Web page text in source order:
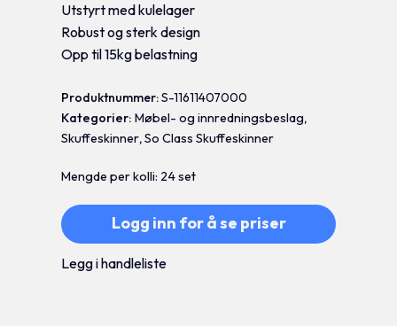
Utstyrt med kulelager
Robust og sterk design
Opp til 15kg belastning
Produktnummer:S-11611407000
Kategorier:Møbel- og innredningsbeslag,
Skuffeskinner,So Class Skuffeskinner
Mengde per kolli: 24 set
Logg inn for å se priser
Legg i handleliste